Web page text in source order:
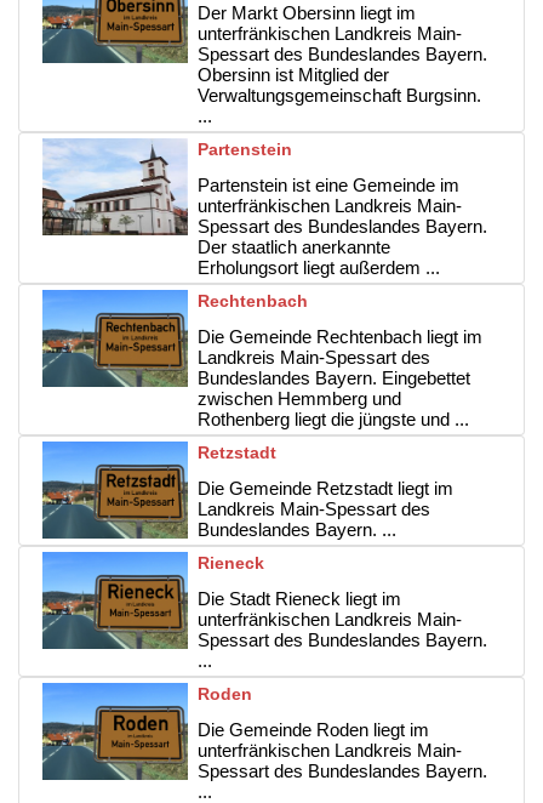
Der Markt Obersinn liegt im
unterfränkischen Landkreis Main-
Spessart des Bundeslandes Bayern.
Obersinn ist Mitglied der
Verwaltungsgemeinschaft Burgsinn.
...
Partenstein
Partenstein ist eine Gemeinde im
unterfränkischen Landkreis Main-
Spessart des Bundeslandes Bayern.
Der staatlich anerkannte
Erholungsort liegt außerdem ...
Rechtenbach
Die Gemeinde Rechtenbach liegt im
Landkreis Main-Spessart des
Bundeslandes Bayern. Eingebettet
zwischen Hemmberg und
Rothenberg liegt die jüngste und ...
Retzstadt
Die Gemeinde Retzstadt liegt im
Landkreis Main-Spessart des
Bundeslandes Bayern. ...
Rieneck
Die Stadt Rieneck liegt im
unterfränkischen Landkreis Main-
Spessart des Bundeslandes Bayern.
...
Roden
Die Gemeinde Roden liegt im
unterfränkischen Landkreis Main-
Spessart des Bundeslandes Bayern.
...